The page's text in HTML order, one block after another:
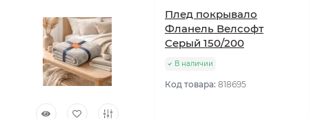
Плед покрывало
Фланель Велсофт
Серый 150/200
В наличии
Код товара: 818695